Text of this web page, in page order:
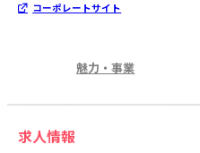
コーポレートサイト
魅力・事業
求人情報